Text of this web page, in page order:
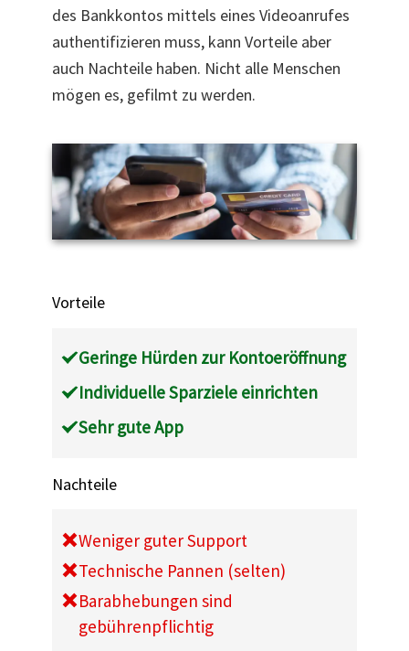
des Bankkontos mittels eines Videoanrufes
authentifizieren muss, kann Vorteile aber
auch Nachteile haben. Nicht alle Menschen
mögen es, gefilmt zu werden.
Vorteile
Geringe Hürden zur Kontoeröffnung
Individuelle Sparziele einrichten
Sehr gute App
Nachteile
Weniger guter Support
Technische Pannen (selten)
Barabhebungen sind
gebührenpflichtig